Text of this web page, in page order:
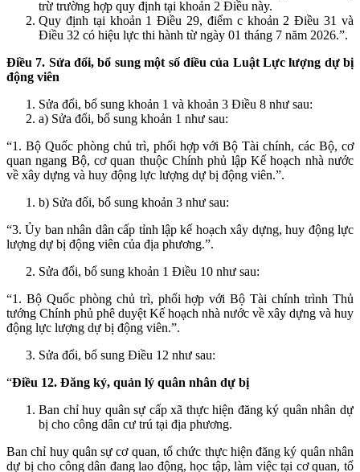
trừ trường hợp quy định tại khoản 2 Điều này.
Quy định tại khoản 1 Điều 29, điểm c khoản 2 Điều 31 và
Điều 32 có hiệu lực thi hành từ ngày 01 tháng 7 năm 2026.”.
Điều 7. Sửa đổi, bổ sung một số điều của Luật Lực lượng dự bị
động viên
Sửa đổi, bổ sung khoản 1 và khoản 3 Điều 8 như sau:
a) Sửa đổi, bổ sung khoản 1 như sau:
“1. Bộ Quốc phòng chủ trì, phối hợp với Bộ Tài chính, các Bộ, cơ
quan ngang Bộ, cơ quan thuộc Chính phủ lập Kế hoạch nhà nước
về xây dựng và huy động lực lượng dự bị động viên.”.
b) Sửa đổi, bổ sung khoản 3 như sau:
“3. Ủy ban nhân dân cấp tỉnh lập kế hoạch xây dựng, huy động lực
lượng dự bị động viên của địa phương.”.
Sửa đổi, bổ sung khoản 1 Điều 10 như sau:
“1. Bộ Quốc phòng chủ trì, phối hợp với Bộ Tài chính trình Thủ
tướng Chính phủ phê duyệt Kế hoạch nhà nước về xây dựng và huy
động lực lượng dự bị động viên.”.
Sửa đổi, bổ sung Điều 12 như sau:
“Điều 12. Đăng ký, quản lý quân nhân dự bị
Ban chỉ huy quân sự cấp xã thực hiện đăng ký quân nhân dự
bị cho công dân cư trú tại địa phương.
Ban chỉ huy quân sự cơ quan, tổ chức thực hiện đăng ký quân nhân
dự bị cho công dân đang lao động, học tập, làm việc tại cơ quan, tổ